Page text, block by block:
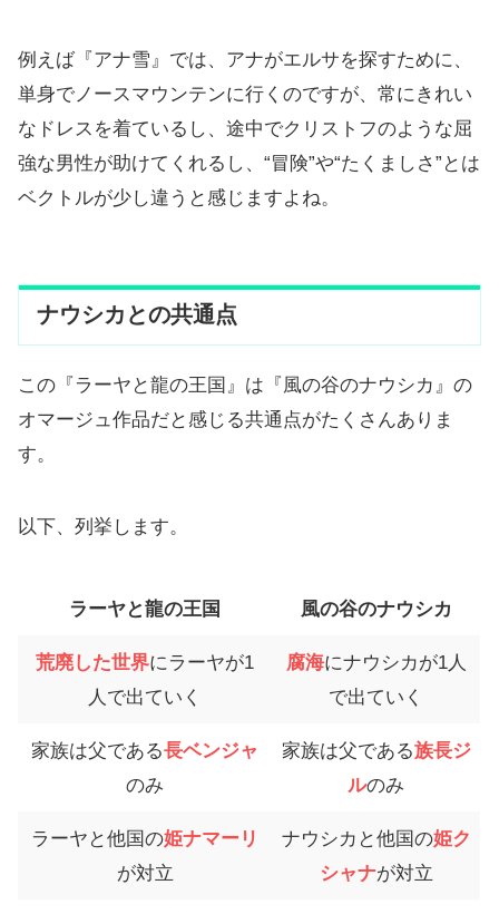
例えば『アナ雪』では、アナがエルサを探すために、
単身でノースマウンテンに行くのですが、常にきれい
なドレスを着ているし、途中でクリストフのような屈
強な男性が助けてくれるし、“冒険”や“たくましさ”とは
ベクトルが少し違うと感じますよね。
ナウシカとの共通点
この『ラーヤと龍の王国』は『風の谷のナウシカ』の
オマージュ作品だと感じる共通点がたくさんありま
す。
以下、列挙します。
ラーヤと龍の王国 風の谷のナウシカ
荒廃した世界にラーヤが1
人で出ていく
腐海にナウシカが1人
で出ていく
家族は父である長ベンジャ
のみ
家族は父である族長ジ
ルのみ
ラーヤと他国の姫ナマーリ
が対立
ナウシカと他国の姫ク
シャナが対立